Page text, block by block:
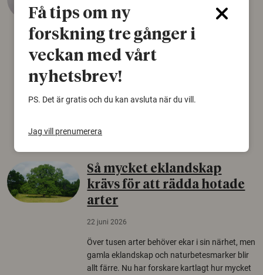
22 juni 2026
Det som arkeologer länge trodde var en
björnfäll visar sig vara delar av en 2000 år
gammal sko. Fyndet bär spår av romerskt
skomode och beskrivs som mycket ovanligt i
Norden.
Så mycket eklandskap
krävs för att rädda hotade
arter
22 juni 2026
Över tusen arter behöver ekar i sin närhet, men
gamla eklandskap och naturbetesmarker blir
allt färre. Nu har forskare kartlagt hur mycket
Få tips om ny
forskning tre gånger i
veckan med vårt
nyhetsbrev!
PS. Det är gratis och du kan avsluta när du vill.
Jag vill prenumerera